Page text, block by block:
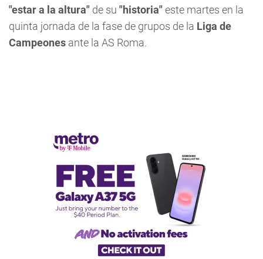
"estar a la altura" de su "historia"este martes en la
quinta jornada de la fase de grupos de la Liga de
Campeones ante la AS Roma.